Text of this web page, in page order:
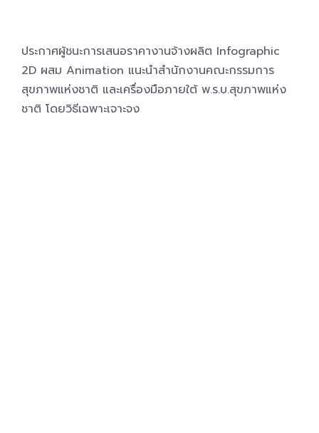
ประกาศผู้ชนะการเสนอราคางานจ้างผลิต Infographic
2D ผสม Animation แนะนำสำนักงานคณะกรรมการ
สุขภาพแห่งชาติ และเครื่องมือภายใต้ พ.ร.บ.สุขภาพแห่ง
ชาติ โดยวิธีเฉพาะเจาะจง